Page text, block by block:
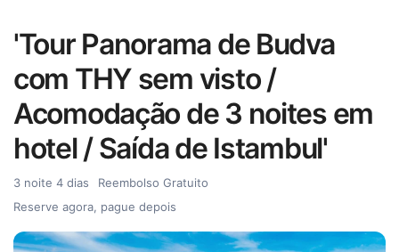
'Tour Panorama de Budva
com THY sem visto /
Acomodação de 3 noites em
hotel / Saída de Istambul'
3 noite 4 dias
Reembolso Gratuito
Reserve agora, pague depois